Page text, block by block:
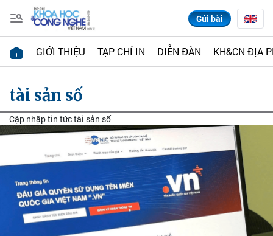
Gửi bài
GIỚI THIỆU TẠP CHÍ IN DIỄN ĐÀN KH&CN ĐỊA
tài sản số
Cập nhập tin tức tài sản số